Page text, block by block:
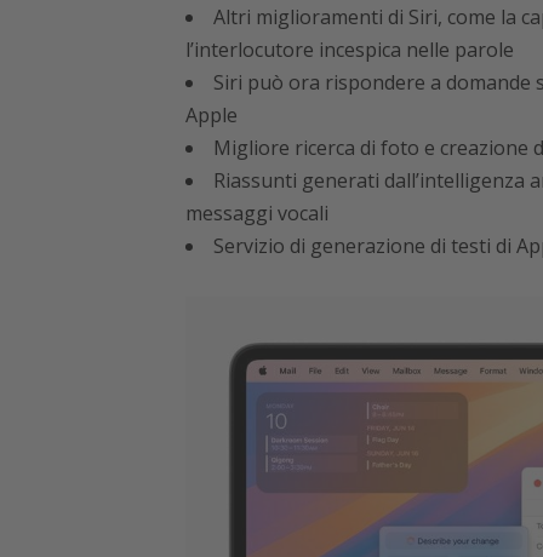
Altri miglioramenti di Siri, come la
l’interlocutore incespica nelle parole
Siri può ora rispondere a
Apple
Migliore ricerca di foto e creazione
Riassunti generati dall’intelligenza
messaggi vocali
Servizio di generazione di testi di